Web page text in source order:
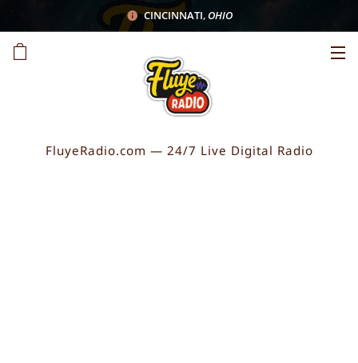
CINCINNATI,OHIO
FluyeRadio.com — 24/7 Live Digital Radio